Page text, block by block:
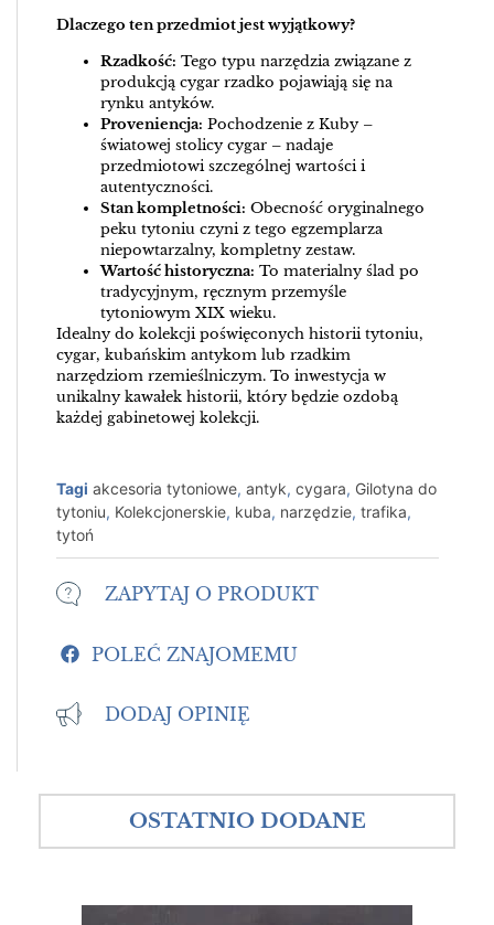
Dlaczego ten przedmiot jest wyjątkowy?
Rzadkość: Tego typu narzędzia związane z
produkcją cygar rzadko pojawiają się na
rynku antyków.
Proveniencja: Pochodzenie z Kuby –
światowej stolicy cygar – nadaje
przedmiotowi szczególnej wartości i
autentyczności.
Stan kompletności: Obecność oryginalnego
peku tytoniu czyni z tego egzemplarza
niepowtarzalny, kompletny zestaw.
Wartość historyczna: To materialny ślad po
tradycyjnym, ręcznym przemyśle
tytoniowym XIX wieku.
Idealny do kolekcji poświęconych historii tytoniu,
cygar, kubańskim antykom lub rzadkim
narzędziom rzemieślniczym. To inwestycja w
unikalny kawałek historii, który będzie ozdobą
każdej gabinetowej kolekcji.
Tagi akcesoria tytoniowe, antyk, cygara, Gilotyna do
tytoniu, Kolekcjonerskie, kuba, narzędzie, trafika,
tytoń
ZAPYTAJ O PRODUKT
POLEĆ ZNAJOMEMU
DODAJ OPINIĘ
OSTATNIO DODANE